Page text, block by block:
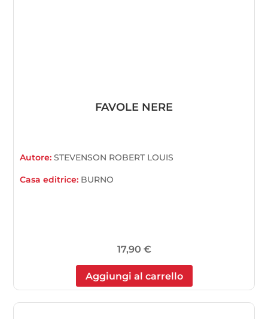
FAVOLE NERE
Autore:STEVENSON ROBERT LOUIS
Casa editrice: BURNO
17,90 €
Aggiungi al carrello